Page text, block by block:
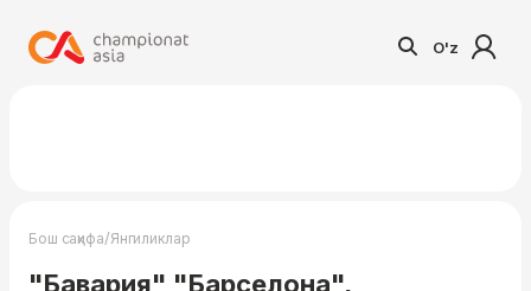
O'z
Бош саҳифа/Янгиликлар
"Бавария" "Барселона",